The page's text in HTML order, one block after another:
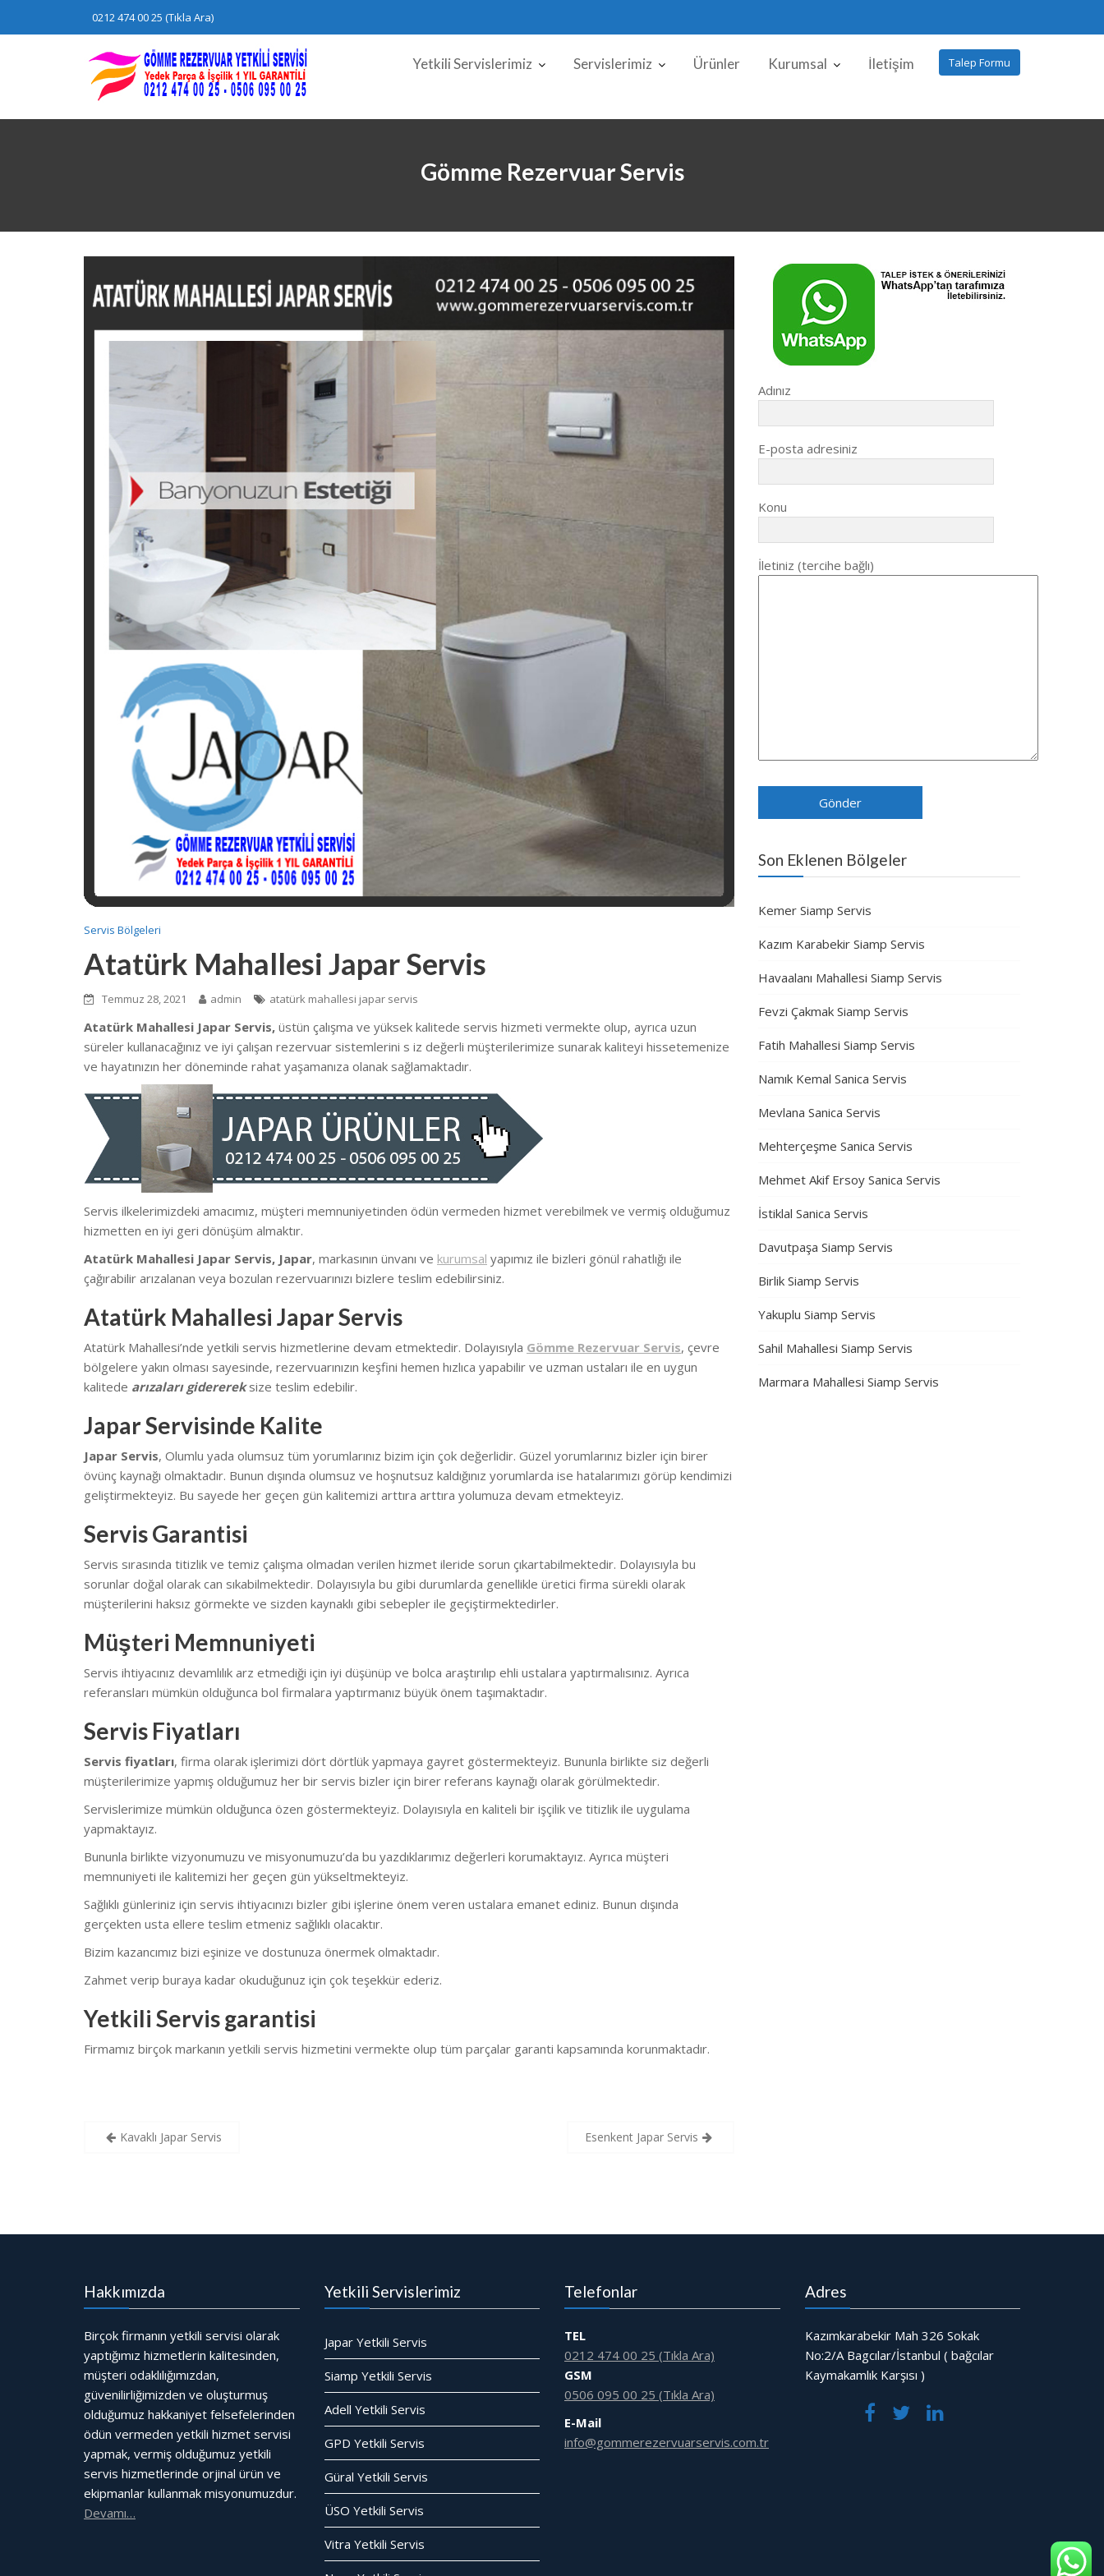
0212 474 00 25 (Tıkla Ara)
Talep Formu
Yetkili Servislerimiz Servislerimiz Ürünler Kurumsal İletişim
Gömme Rezervuar Servis
Servis Bölgeleri
Atatürk Mahallesi Japar Servis
Temmuz 28, 2021 admin atatürk mahallesi japar servis
Atatürk Mahallesi Japar Servis, üstün çalışma ve yüksek kalitede servis hizmeti vermekte olup, ayrıca uzun
süreler kullanacağınız ve iyi çalışan rezervuar sistemlerini s iz değerli müşterilerimize sunarak kaliteyi hissetemenize
ve hayatınızın her döneminde rahat yaşamanıza olanak sağlamaktadır.
Servis ilkelerimizdeki amacımız, müşteri memnuniyetinden ödün vermeden hizmet verebilmek ve vermiş olduğumuz
hizmetten en iyi geri dönüşüm almaktır.
Atatürk Mahallesi Japar Servis, Japar, markasının ünvanı ve kurumsal yapımız ile bizleri gönül rahatlığı ile
çağırabilir arızalanan veya bozulan rezervuarınızı bizlere teslim edebilirsiniz.
Atatürk Mahallesi Japar Servis
Atatürk Mahallesi’nde yetkili servis hizmetlerine devam etmektedir. Dolayısıyla Gömme Rezervuar Servis, çevre
bölgelere yakın olması sayesinde, rezervuarınızın keşfini hemen hızlıca yapabilir ve uzman ustaları ile en uygun
kalitede arızaları giderereksize teslim edebilir.
Japar Servisinde Kalite
Japar Servis, Olumlu yada olumsuz tüm yorumlarınız bizim için çok değerlidir. Güzel yorumlarınız bizler için birer
övünç kaynağı olmaktadır. Bunun dışında olumsuz ve hoşnutsuz kaldığınız yorumlarda ise hatalarımızı görüp kendimizi
geliştirmekteyiz. Bu sayede her geçen gün kalitemizi arttıra arttıra yolumuza devam etmekteyiz.
Servis Garantisi
Servis sırasında titizlik ve temiz çalışma olmadan verilen hizmet ileride sorun çıkartabilmektedir. Dolayısıyla bu
sorunlar doğal olarak can sıkabilmektedir. Dolayısıyla bu gibi durumlarda genellikle üretici firma sürekli olarak
müşterilerini haksız görmekte ve sizden kaynaklı gibi sebepler ile geçiştirmektedirler.
Müşteri Memnuniyeti
Servis ihtiyacınız devamlılık arz etmediği için iyi düşünüp ve bolca araştırılıp ehli ustalara yaptırmalısınız. Ayrıca
referansları mümkün olduğunca bol firmalara yaptırmanız büyük önem taşımaktadır.
Servis Fiyatları
Servis fiyatları, firma olarak işlerimizi dört dörtlük yapmaya gayret göstermekteyiz. Bununla birlikte siz değerli
müşterilerimize yapmış olduğumuz her bir servis bizler için birer referans kaynağı olarak görülmektedir.
Servislerimize mümkün olduğunca özen göstermekteyiz. Dolayısıyla en kaliteli bir işçilik ve titizlik ile uygulama
yapmaktayız.
Bununla birlikte vizyonumuzu ve misyonumuzu’da bu yazdıklarımız değerleri korumaktayız. Ayrıca müşteri
memnuniyeti ile kalitemizi her geçen gün yükseltmekteyiz.
Sağlıklı günleriniz için servis ihtiyacınızı bizler gibi işlerine önem veren ustalara emanet ediniz. Bunun dışında
gerçekten usta ellere teslim etmeniz sağlıklı olacaktır.
Bizim kazancımız bizi eşinize ve dostunuza önermek olmaktadır.
Zahmet verip buraya kadar okuduğunuz için çok teşekkür ederiz.
Yetkili Servis garantisi
Firmamız birçok markanın yetkili servis hizmetini vermekte olup tüm parçalar garanti kapsamında korunmaktadır.
YazıKavaklı Japar Servis Esenkent Japar Servis
Adınız
E-posta adresiniz
Konu
İletiniz (tercihe bağlı)
Son Eklenen Bölgeler
Kemer Siamp Servis
Kazım Karabekir Siamp Servis
Havaalanı Mahallesi Siamp Servis
Fevzi Çakmak Siamp Servis
Fatih Mahallesi Siamp Servis
Namık Kemal Sanica Servis
Mevlana Sanica Servis
Mehterçeşme Sanica Servis
Mehmet Akif Ersoy Sanica Servis
İstiklal Sanica Servis
Davutpaşa Siamp Servis
Birlik Siamp Servis
Yakuplu Siamp Servis
Sahil Mahallesi Siamp Servis
Marmara Mahallesi Siamp Servis
Hakkımızda
Birçok firmanın yetkili servisi olarak
yaptığımız hizmetlerin kalitesinden,
müşteri odaklılığımızdan,
güvenilirliğimizden ve oluşturmuş
olduğumuz hakkaniyet felsefelerinden
ödün vermeden yetkili hizmet servisi
yapmak, vermiş olduğumuz yetkili
servis hizmetlerinde orjinal ürün ve
ekipmanlar kullanmak misyonumuzdur.
Devamı…
Yetkili Servislerimiz
Japar Yetkili Servis
Siamp Yetkili Servis
Adell Yetkili Servis
GPD Yetkili Servis
Güral Yetkili Servis
ÜSO Yetkili Servis
Vitra Yetkili Servis
Telefonlar
TEL
0212 474 00 25 (Tıkla Ara)
GSM
0506 095 00 25 (Tıkla Ara)
E-Mail
info@gommerezervuarservis.com.tr
Adres
Kazımkarabekir Mah 326 Sokak
No:2/A Bagcılar/İstanbul ( bağcılar
Kaymakamlık Karşısı )